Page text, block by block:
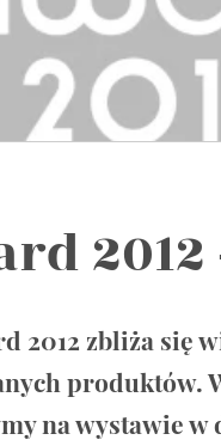
2012 zbliża
produktów.
na wystawie w